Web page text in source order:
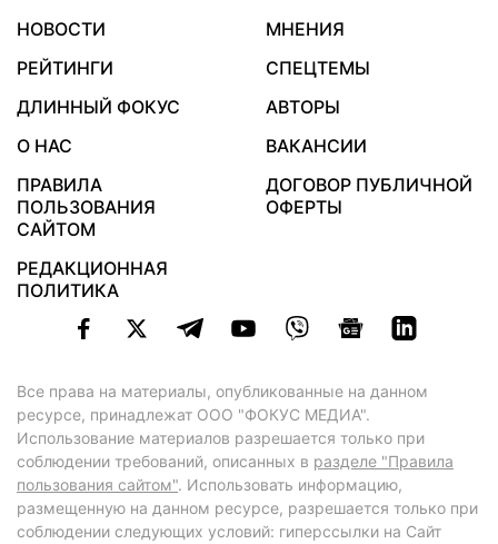
НОВОСТИ
МНЕНИЯ
РЕЙТИНГИ
СПЕЦТЕМЫ
ДЛИННЫЙ ФОКУС
АВТОРЫ
О НАС
ВАКАНСИИ
ПРАВИЛА
ПОЛЬЗОВАНИЯ
САЙТОМ
ДОГОВОР ПУБЛИЧНОЙ
ОФЕРТЫ
РЕДАКЦИОННАЯ
ПОЛИТИКА
Все права на материалы, опубликованные на данном
ресурсе, принадлежат ООО "ФОКУС МЕДИА".
Использование материалов разрешается только при
соблюдении требований, описанных в разделе "Правила
пользования сайтом". Использовать информацию,
размещенную на данном ресурсе, разрешается только при
соблюдении следующих условий: гиперссылки на Сайт